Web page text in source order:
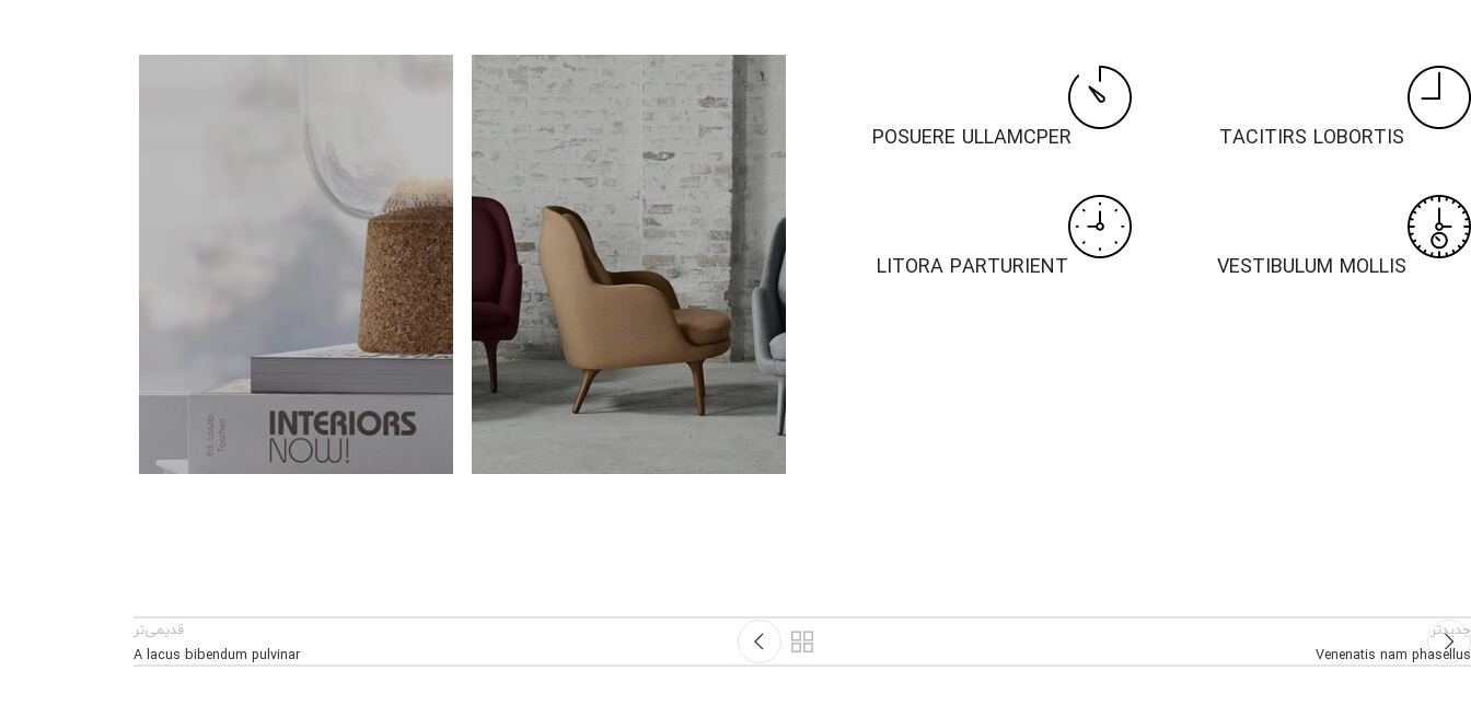
TACITIRS LOBORTIS
VESTIBULUM MOLLIS
POSUERE ULLAMCPER
LITORA PARTURIENT
جدیدتر
Venenatis nam phasellus
قدیمی‌تر
A lacus bibendum pulvinar